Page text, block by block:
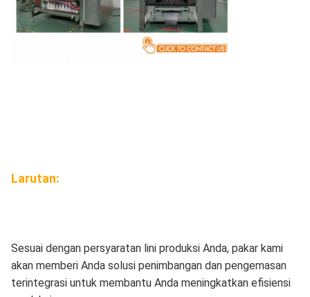
Larutan:
Sesuai dengan persyaratan lini produksi Anda, pakar kami
akan memberi Anda solusi penimbangan dan pengemasan
terintegrasi untuk membantu Anda meningkatkan efisiensi